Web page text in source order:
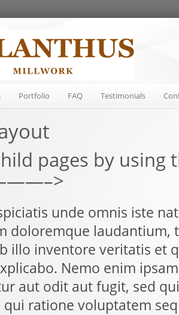
Portfolio FAQ Testimonials
pages by using
unde omnis iste
doloremque laudantium,
illo inventore veritatis et
Nemo enim
aut odit aut fugit, sed
qui ratione voluptatem